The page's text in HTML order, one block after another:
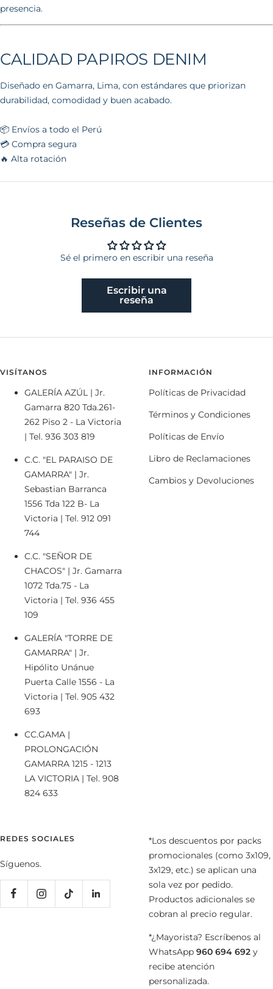
presencia.
CALIDAD PAPIROS DENIM
Diseñado en Gamarra, Lima, con estándares que priorizan
durabilidad, comodidad y buen acabado.
📦 Envíos a todo el Perú
💳 Compra segura
🔥 Alta rotación
Reseñas de Clientes
Sé el primero en escribir una reseña
Escribir una
reseña
VISÍTANOS
GALERÍA AZÚL | Jr.
Gamarra 820 Tda.261-
262 Piso 2 - La Victoria
| Tel. 936 303 819
C.C. "EL PARAISO DE
GAMARRA" | Jr.
Sebastian Barranca
1556 Tda 122 B- La
Victoria | Tel. 912 091
744
C.C. "SEÑOR DE
CHACOS" | Jr. Gamarra
1072 Tda.75 - La
Victoria | Tel. 936 455
109
GALERÍA "TORRE DE
GAMARRA" | Jr.
Hipólito Unánue
Puerta Calle 1556 - La
Victoria | Tel. 905 432
693
CC.GAMA |
PROLONGACIÓN
GAMARRA 1215 - 1213
LA VICTORIA | Tel. 908
824 633
INFORMACIÓN
Políticas de Privacidad
Términos y Condiciones
Políticas de Envío
Libro de Reclamaciones
Cambios y Devoluciones
REDES SOCIALES
Síguenos.
*Los descuentos por packs
promocionales (como 3x109,
3x129, etc.) se aplican una
sola vez por pedido.
Productos adicionales se
cobran al precio regular.
*¿Mayorista? Escríbenos al
WhatsApp 960 694 692 y
recibe atención
personalizada.